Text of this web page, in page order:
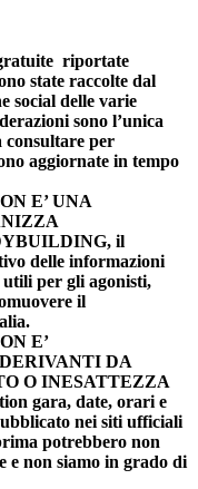
riportate
state raccolte dal
social delle varie
sono l’unica
per
aggiornate in tempo
E’ UNA
il
delle informazioni
per gli agonisti,
il
E’
DA
O INESATTEZZA
gara, date, orari e
nei siti ufficiali
potrebbero non
e non siamo in grado di